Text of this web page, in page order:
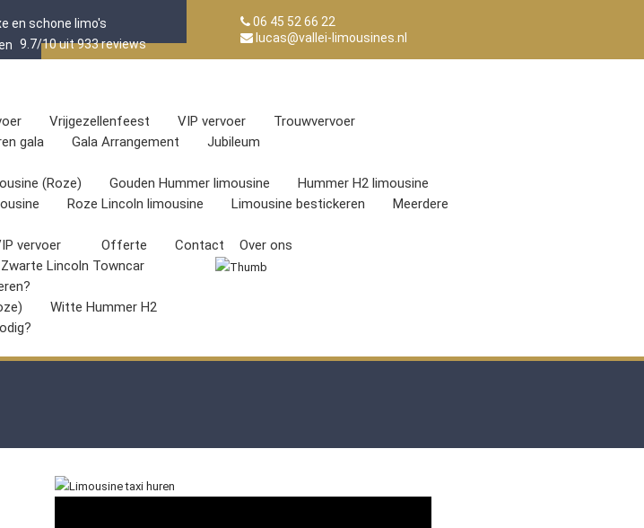
en schone limo's
9.7/10 uit 933 reviews
06 45 52 66 22
lucas@vallei-limousines.nl
Vrijgezellenfeest VIP vervoer
Trouwvervoer
gala Gala Arrangement
Jubileum
(Roze) Gouden Hummer limousine
Hummer H2 limousine
Roze Lincoln limousine Limousine bestickeren
Meerdere
vervoer Offerte Contact
Over ons
Zwarte Lincoln Towncar
Witte Hummer H2